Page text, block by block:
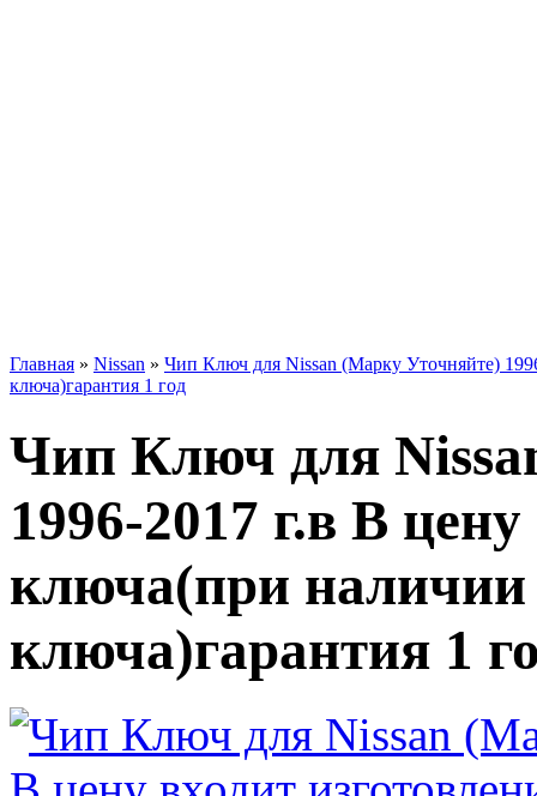
Главная » Nissan » Чип Ключ для Nissan (Марку Уточняйте)
ключа)гарантия 1 год
Чип Ключ для
1996-2017 г.в В
ключа(при наличии
ключа)гарантия 1